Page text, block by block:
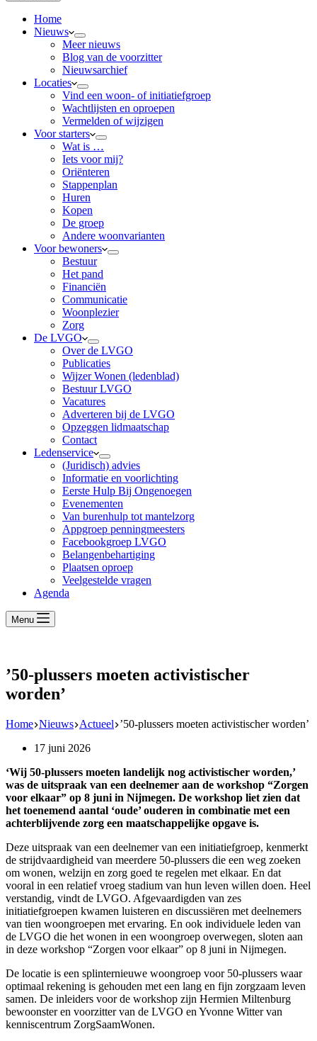
Home
Nieuws
Meer nieuws
Blog van de voorzitter
Nieuwsarchief
Locaties
Vind een woon- of initiatiefgroep
Wachtlijsten en oproepen
Vermelden of wijzigen
Voor starters
Wat is …
Iets voor mij?
Oriënteren
Stappenplan
Huren
Kopen
De groep
Andere woonvarianten
Voor bewoners
Bestuur
Het pand
Financiën
Communicatie
Woonplezier
Zorg
De LVGO
Over de LVGO
Publicaties
Wijzer Wonen (ledenblad)
Bestuur LVGO
Vacatures
Adverteren bij de LVGO
Opzeggen lidmaatschap
Contact
Ledenservice
(Juridisch) advies
Informatie en voorlichting
Eerste Hulp Bij Ongenoegen
Evenementen
Van burenhulp tot mantelzorg
Appgroep penningmeesters
Facebookgroep LVGO
Belangenbehartiging
Plaatsen oproep
Veelgestelde vragen
Agenda
Menu
’50-plussers moeten activistischer
worden’
Home Nieuws Actueel ’50-plussers moeten activistischer worden’
17 juni 2026
‘Wij 50-plussers moeten landelijk nog activistischer worden,’
was de uitspraak van een deelnemer aan de workshop “Zorgen
voor elkaar” op 8 juni in Nijmegen. De workshop liet zien dat
het toenemend aantal ‘oude’ ouderen in combinatie met een
achterblijvende zorg een maatschappelijke opgave is.
Deze uitspraak van een deelnemer van een initiatiefgroep, kenmerkt
de strijdvaardigheid van meerdere 50-plussers die een weg zoeken
om wonen, welzijn en zorg goed te regelen met elkaar. En dat
vooral in een relatief vroeg stadium van hun leven willen doen. Heel
verstandig, vindt de LVGO. Afgevaardigden van zes
initiatiefgroepen kwamen luisteren en discussiëren met deelnemers
van tien woongroepen met ervaring. En ook individuele leden van
de LVGO die het wonen in een woongroep overwegen, sloten aan
in deze workshop “Zorgen voor elkaar” op 8 juni in Nijmegen.
De locatie is een splinternieuwe woongroep voor 50-plussers waar
optimaal rekening is gehouden met een lang en fijn zorgzaam leven
samen. De inleiders voor de workshop zijn Hermien Miltenburg
bewoonster en voorzitter van de LVGO en Yvonne Witter van
kenniscentrum ZorgSaamWonen.